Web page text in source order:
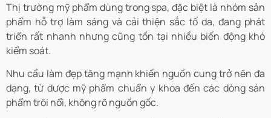
Thị trường mỹ phẩm dùng trong spa, đặc biệt là nhóm sản
phẩm hỗ trợ làm sáng và cải thiện sắc tố da, đang phát
triển rất nhanh nhưng cũng tồn tại nhiều biến động khó
kiểm soát.
Nhu cầu làm đẹp tăng mạnh khiến nguồn cung trở nên đa
dạng, từ dược mỹ phẩm chuẩn y khoa đến các dòng sản
phẩm trôi nổi, không rõ nguồn gốc.